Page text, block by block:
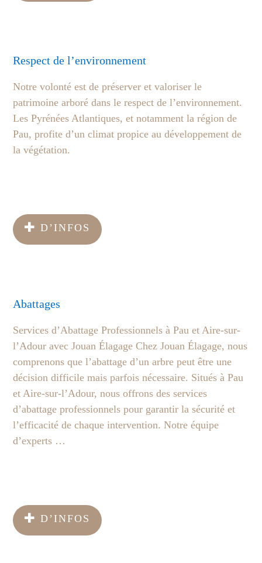
Respect de l’environnement
Notre volonté est de préserver et valoriser le
patrimoine arboré dans le respect de l’environnement.
Les Pyrénées Atlantiques, et notamment la région de
Pau, profite d’un climat propice au développement de
la végétation.
D’INFOS
Abattages
Services d’Abattage Professionnels à Pau et Aire-sur-
l’Adour avec Jouan Élagage Chez Jouan Élagage, nous
comprenons que l’abattage d’un arbre peut être une
décision difficile mais parfois nécessaire. Situés à Pau
et Aire-sur-l’Adour, nous offrons des services
d’abattage professionnels pour garantir la sécurité et
l’efficacité de chaque intervention. Notre équipe
d’experts …
D’INFOS